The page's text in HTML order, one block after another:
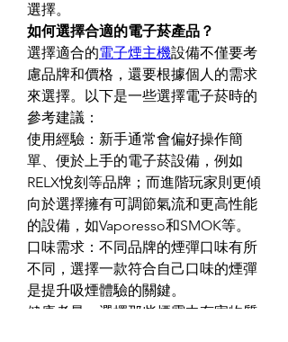
選擇。
如何選擇合適的電子菸產品？
選擇適合的電子煙主機設備不僅要考
慮品牌和價格，還要根據個人的需求
來選擇。以下是一些選擇電子菸時的
參考建議：
使用經驗：新手通常會偏好操作簡
單、便於上手的電子菸設備，例如
RELX悅刻等品牌；而進階玩家則更傾
向於選擇擁有可調節氣流和更高性能
的設備，如Vaporesso和SMOK等。
口味需求：不同品牌的煙彈口味有所
不同，選擇一款符合自己口味的煙彈
是提升吸煙體驗的關鍵。
健康考量：選擇那些煙霧中有害物質